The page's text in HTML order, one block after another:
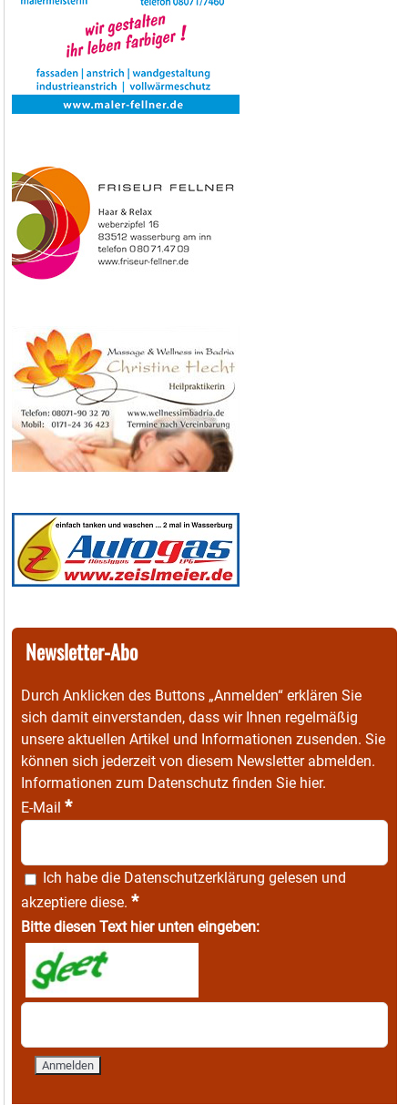
Newsletter-Abo
Durch Anklicken des Buttons „Anmelden“ erklären Sie
sich damit einverstanden, dass wir Ihnen regelmäßig
unsere aktuellen Artikel und Informationen zusenden. Sie
können sich jederzeit von diesem Newsletter abmelden.
Informationen zum Datenschutz finden Sie hier.
E-Mail *
Ich habe die Datenschutzerklärung gelesen und
akzeptiere diese. *
Bitte diesen Text hier unten eingeben: